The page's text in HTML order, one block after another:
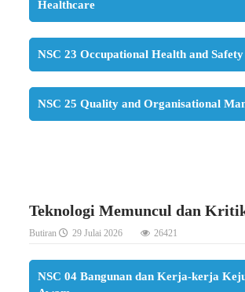
Healthcare
NSC 23 Occupational Health and Safety
NSC 25 Quality and Organisational
Teknologi Memuncul dan
Butiran 29 Julai 2026 26421
NSC 04 Bangunan dan Kerja-kerja